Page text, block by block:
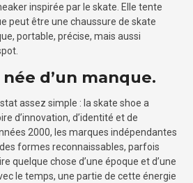
inspirée par le skate. Elle tente
peut être une chaussure de skate
portable, précise, mais aussi
d’un manque.
assez simple : la skate shoe a
d’innovation, d’identité et de
2000, les marques indépendantes
formes reconnaissables, parfois
quelque chose d’une époque et d’une
le temps, une partie de cette énergie